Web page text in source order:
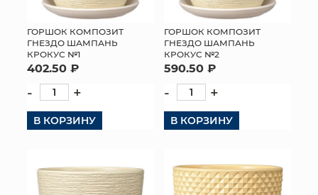
ГОРШОК КОМПОЗИТ
ГНЕЗДО ШАМПАНЬ
КРОКУС №1
402.50 ₽
- +
В КОРЗИНУ
ГОРШОК КОМПОЗИТ
ГНЕЗДО ШАМПАНЬ
КРОКУС №2
590.50 ₽
- +
В КОРЗИНУ